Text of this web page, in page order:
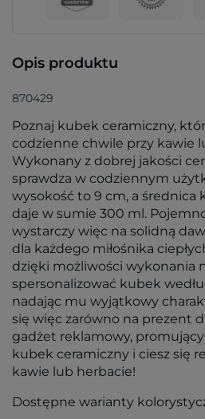
Opis produktu
870429
Poznaj kubek ceramiczny,
codzienne chwile przy kawie
Wykonany z dobrej jakości
sprawdza w codziennym
wysokość to 9 cm, a średnica
daje w sumie 300 ml.
wystarczy więc na solidną
dla każdego miłośnika
dzięki możliwości wykonania
spersonalizować kubek
nadając mu wyjątkowy
się więc zarówno na prezent
gadżet reklamowy,
kubek ceramiczny i ciesz się
kawie lub herbacie!
Dostępne warianty